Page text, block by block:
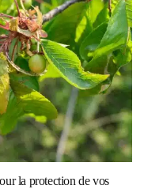
la protection de vos